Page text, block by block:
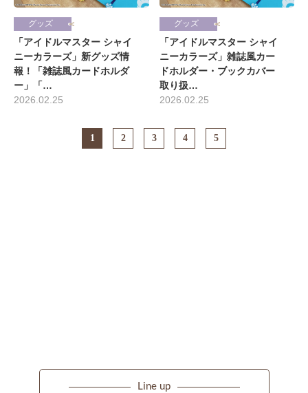
グッズ
「アイドルマスター シャイ
ニーカラーズ」新グッズ情
報！「雑誌風カードホルダ
ー」「…
2026.02.25
グッズ
「アイドルマスター シャイ
ニーカラーズ」雑誌風カー
ドホルダー・ブックカバー
取り扱…
2026.02.25
1 2 3 4 5
Line up